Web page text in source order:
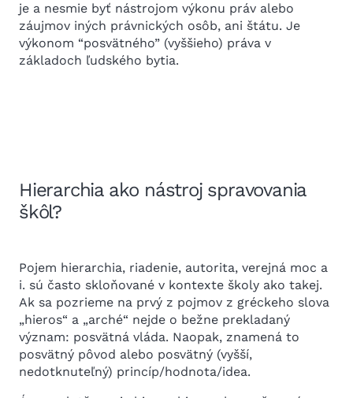
je a nesmie byť nástrojom výkonu práv alebo
záujmov iných právnických osôb, ani štátu. Je
výkonom “posvätného” (vyššieho) práva v
základoch ľudského bytia.
Hierarchia ako nástroj spravovania
škôl?
Pojem hierarchia, riadenie, autorita, verejná moc a
i. sú často skloňované v kontexte školy ako takej.
Ak sa pozrieme na prvý z pojmov z gréckeho slova
„hieros“ a „arché“ nejde o bežne prekladaný
význam: posvätná vláda. Naopak, znamená to
posvätný pôvod alebo posvätný (vyšší,
nedotknuteľný) princíp/hodnota/idea.